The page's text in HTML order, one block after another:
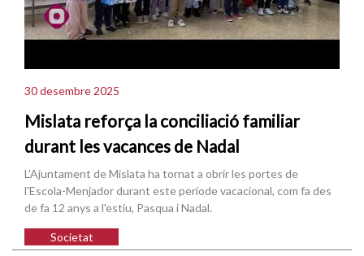
30 desembre 2025
Mislata reforça la conciliació familiar
durant les vacances de Nadal
L'Ajuntament de Mislata ha tornat a obrir les portes de
l'Escola-Menjador durant este període vacacional, com fa des
de fa 12 anys a l'estiu, Pasqua i Nadal.
Societat